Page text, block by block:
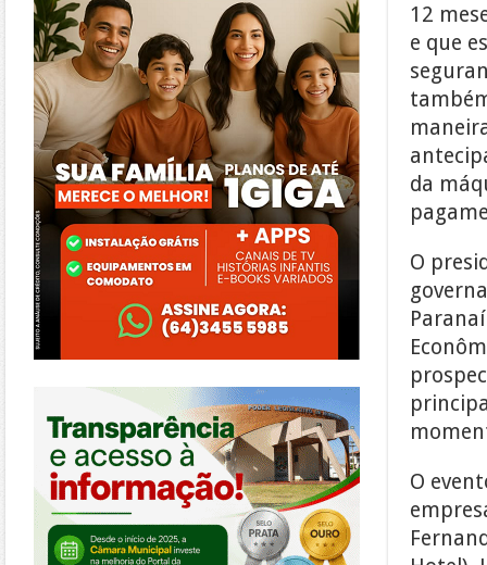
12
e que
da
O
O
https://morrinhos.go.leg.br/